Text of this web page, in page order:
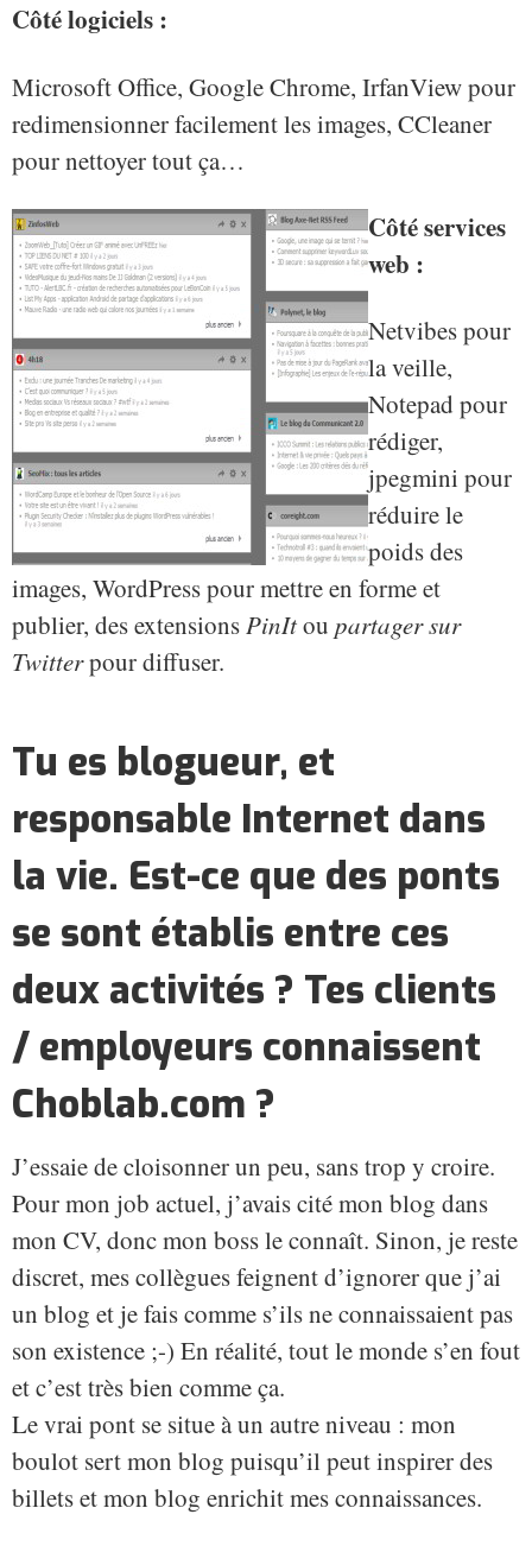
Côté logiciels :
Microsoft Office, Google Chrome, IrfanView pour
redimensionner facilement les images, CCleaner
pour nettoyer tout ça…
Côté services
web :
Netvibes pour
la veille,
Notepad pour
rédiger,
jpegmini pour
réduire le
poids des
images, WordPress pour mettre en forme et
publier, des extensionsPinItou partager sur
Twitterpour diffuser.
Tu es blogueur, et
responsable Internet dans
la vie. Est-ce que des ponts
se sont établis entre ces
deux activités ? Tes clients
/ employeurs connaissent
Choblab.com ?
J’essaie de cloisonner un peu, sans trop y croire.
Pour mon job actuel, j’avais cité mon blog dans
mon CV, donc mon boss le connaît. Sinon, je reste
discret, mes collègues feignent d’ignorer que j’ai
un blog et je fais comme s’ils ne connaissaient pas
son existence ;-) En réalité, tout le monde s’en fout
et c’est très bien comme ça.
Le vrai pont se situe à un autre niveau : mon
boulot sert mon blog puisqu’il peut inspirer des
billets et mon blog enrichit mes connaissances.